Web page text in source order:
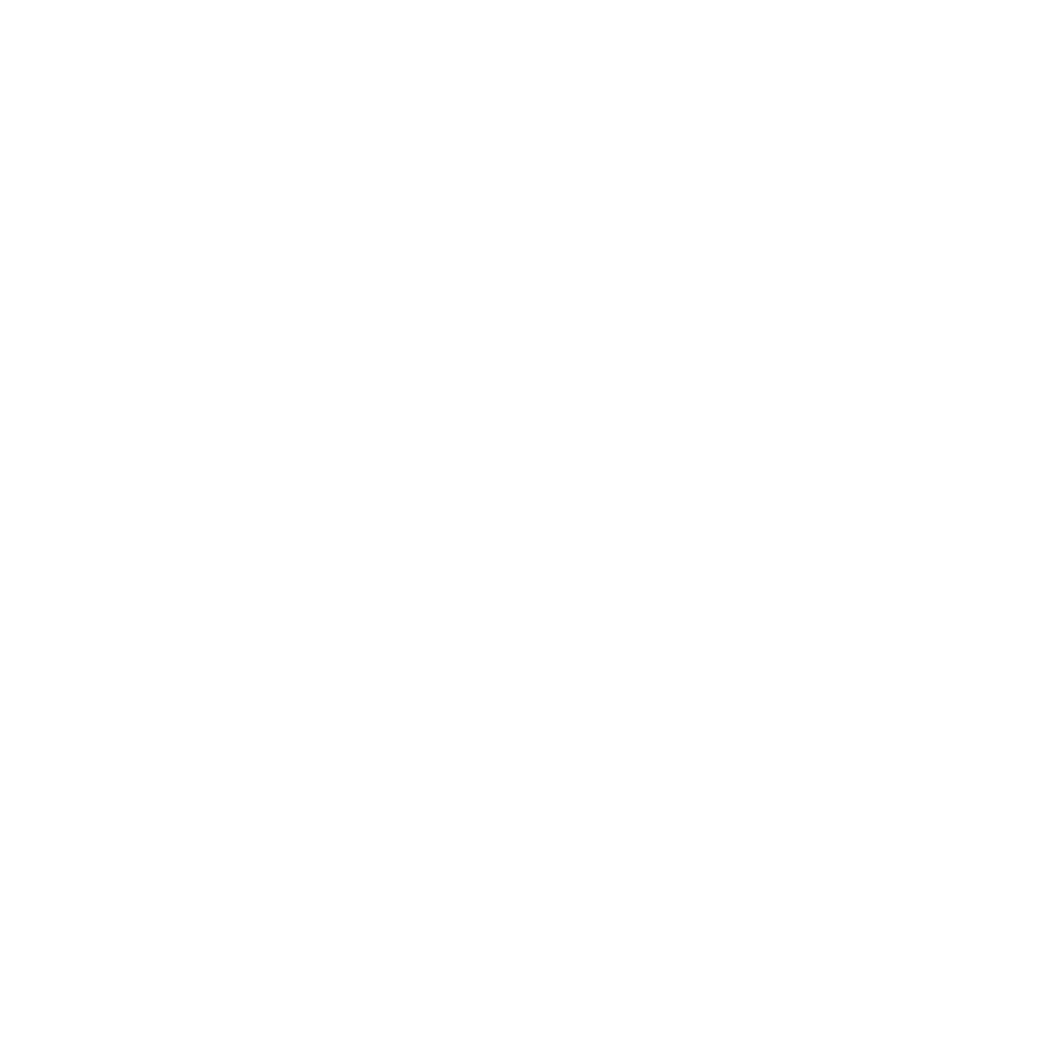
po příjezdu naladíte na pohodovou atmosféru. V hlavní restauraci si vychutnáte výbornou kuchyni s nádherným výhledem na moře, a
výjimečný zážitek si můžete dopřát romantickou večeři přímo na pláži. Hotelová pláž je vybavená pohodlnými lehátky, stejně jako
ze dřeva, proutí a dalších místních materiálů. Chaty jsou rozmístěny v barevných tropických zahradách, kterými vedou venkovní
materiály, ručně vyráběný nábytek a čerstvé květinové dekorace. Zážitek doplňuje venkovní sprcha obklopená tropickými rostlinami s
a wellness. Nenajdete tu hlučné večírky ani noční kluby – večerní zábava je klidná a tradiční. Nabízíme šnorchlování, jízdu na
zážitek s hudbou Steel Pan. Na přání lze zajistit i výlety mimo hotel.
kvalitní vína a prémiové lihoviny. Všechna jídla jsou servírována à la carte – žádné bufety.